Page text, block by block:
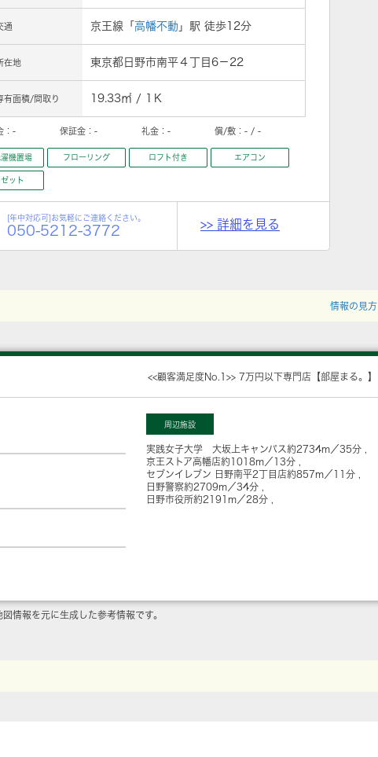
通 京王線「 高幡不動 」駅 徒歩12分
在地 東京都日野市南平４丁目6－22
有面積/間取り 19.33㎡ / 1Ｋ
： - 保証金： - 礼金： - 償/敷： - / -
機置場 フローリング ロフト付き エアコン
ット
[年中対応可]お気軽にご連絡ください。
050-5212-3772 >> 詳細を見る
情報の見方
<<顧客満足度No.1>> 7万円以下専門店【部屋まる。】
周辺施設
実践女子大学 大坂上キャンパス約2734m／35分
京王ストア高幡店約1018m／13分
セブンイレブン 日野南平2丁目店約857m／11分
日野警察約2709m／34分
日野市役所約2191m／28分
情報を元に生成した参考情報です。